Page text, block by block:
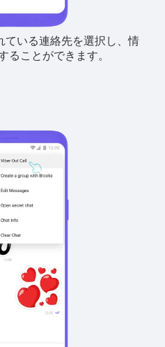
ている連絡先を選択し、情
ることができます。